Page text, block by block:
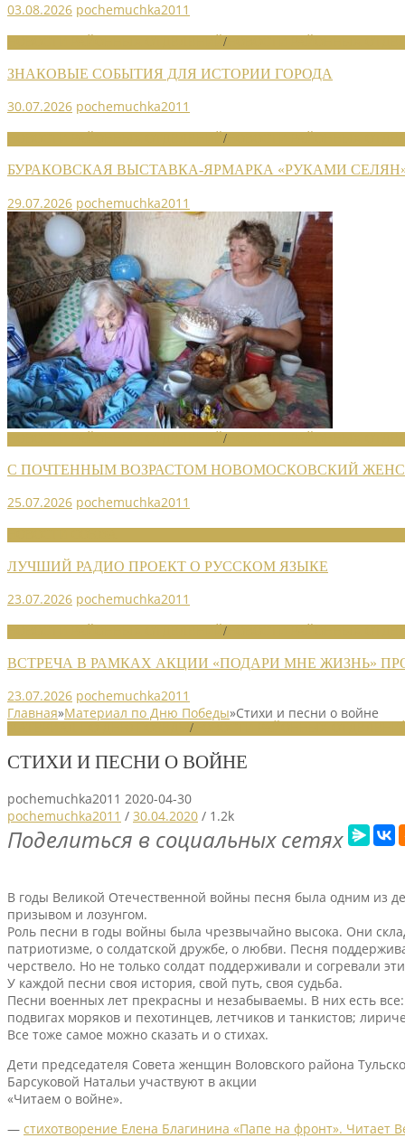
03.08.2026 pochemuchka2011
/
ЗНАКОВЫЕ СОБЫТИЯ ДЛЯ ИСТОРИИ ГОРОДА
30.07.2026 pochemuchka2011
/
БУРАКОВСКАЯ ВЫСТАВКА-ЯРМАРКА «РУКАМИ
29.07.2026 pochemuchka2011
/
С ПОЧТЕННЫМ ВОЗРАСТОМ НОВОМОСКОВСКИЙ
25.07.2026 pochemuchka2011
ЛУЧШИЙ РАДИО ПРОЕКТ О РУССКОМ ЯЗЫКЕ
23.07.2026 pochemuchka2011
/
ВСТРЕЧА В РАМКАХ АКЦИИ «ПОДАРИ МНЕ ЖИЗНЬ»
23.07.2026 pochemuchka2011
Главная»Материал по Дню Победы»Стихи и песни о войне
/
СТИХИ И ПЕСНИ О ВОЙНЕ
pochemuchka2011 2020-04-30
pochemuchka2011 / 30.04.2020 / 1.2k
Поделиться в социальных сетях
В годы Великой Отечественной войны песня была одним из
призывом и лозунгом.
Роль песни в годы войны была чрезвычайно высока. Они
патриотизме, о солдатской дружбе, о любви. Песня
черствело. Но не только солдат поддерживали и согревали
У каждой песни своя история, свой путь, своя судьба.
Песни военных лет прекрасны и незабываемы. В них есть
подвигах моряков и пехотинцев, летчиков и танкистов;
Все тоже самое можно сказать и о стихах.
Дети председателя Совета женщин Воловского района
Барсуковой Натальи участвуют в акции
«Читаем о войне».
— стихотворение Елена Благинина «Папе на фронт». Читает